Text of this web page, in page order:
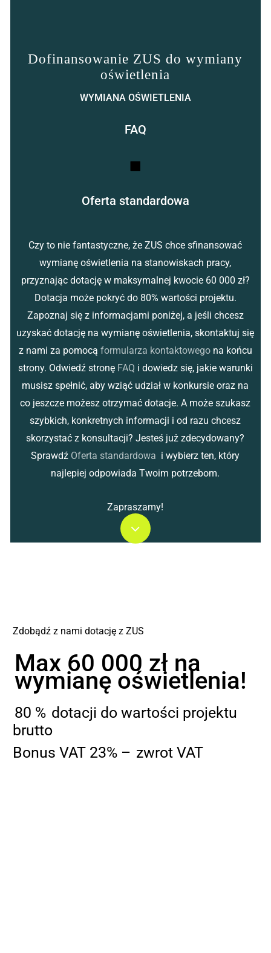
Dofinansowanie ZUS do wymiany
oświetlenia
WYMIANA OŚWIETLENIA
FAQ
Oferta standardowa
Czy to nie fantastyczne, że ZUS chce sfinansować
wymianę oświetlenia na stanowiskach pracy,
przyznając dotację w maksymalnej kwocie 60 000 zł?
Dotacja może pokryć do 80% wartości projektu.
Zapoznaj się z informacjami poniżej, a jeśli chcesz
uzyskać dotację na wymianę oświetlenia, skontaktuj się
z nami za pomocą formularza kontaktowegona końcu
strony. Odwiedź stronę FAQ i dowiedz się, jakie warunki
musisz spełnić, aby wziąć udział w konkursie oraz na
co jeszcze możesz otrzymać dotacje. A może szukasz
szybkich, konkretnych informacji i od razu chcesz
skorzystać z konsultacji? Jesteś już zdecydowany?
Sprawdź Oferta standardowa i wybierz ten, który
najlepiej odpowiada Twoim potrzebom.
Zapraszamy!
Navigate
Zdobądź z nami dotację z ZUS
Max 60 000 zł na
wymianę oświetlenia!
80 % dotacji do wartości projektu
brutto
Bonus VAT 23% – zwrot VAT